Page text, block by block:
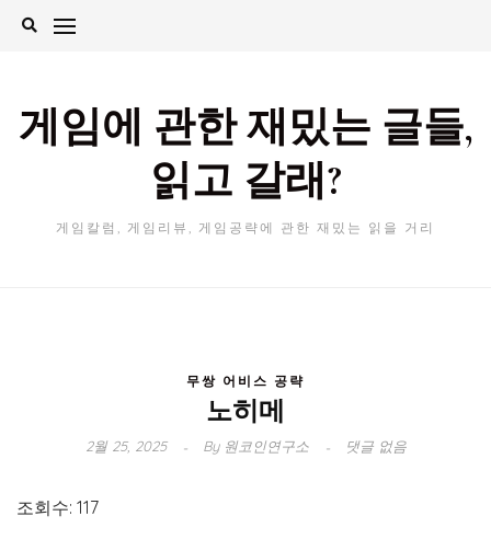
Skip
게임에 관한 재밌는 글들,
읽고 갈래?
게임칼럼, 게임리뷰, 게임공략에 관한 재밌는 읽을 거리
무쌍 어비스 공략
노히메
2월 25, 2025 By원코인연구소 댓글 없음
조회수: 117